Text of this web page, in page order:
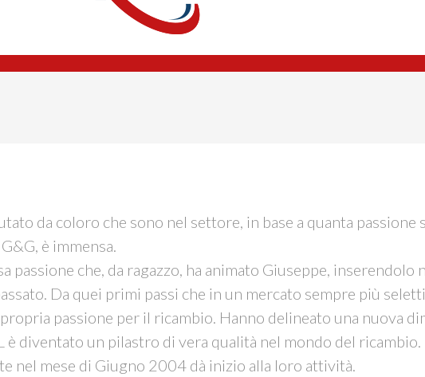
da coloro che sono nel settore, in base a quanta passione
è immensa.
passione che, da ragazzo, ha animato Giuseppe, inserendolo
Da quei primi passi che in un mercato sempre più
passione per il ricambio. Hanno delineato una nuova
è diventato un pilastro di vera qualità nel mondo del ricambio.
nel mese di Giugno 2004 dà inizio alla loro attività.